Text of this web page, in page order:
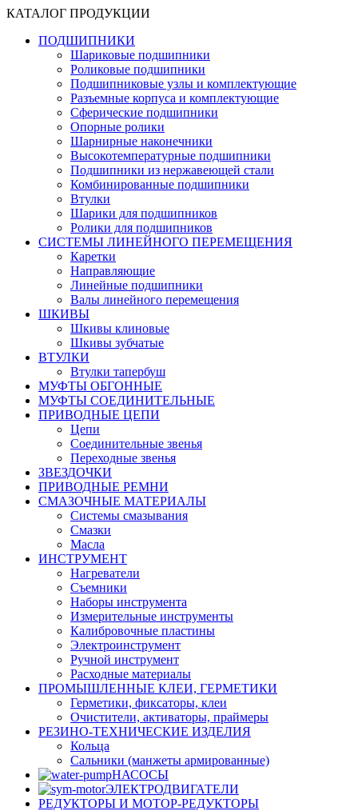
КАТАЛОГ ПРОДУКЦИИ
ПОДШИПНИКИ
Шариковые подшипники
Роликовые подшипники
Подшипниковые узлы и комплектующие
Разъемные корпуса и комплектующие
Сферические подшипники
Опорные ролики
Шарнирные наконечники
Высокотемпературные подшипники
Подшипники из нержавеющей стали
Комбинированные подшипники
Втулки
Шарики для подшипников
Ролики для подшипников
СИСТЕМЫ ЛИНЕЙНОГО ПЕРЕМЕЩЕНИЯ
Каретки
Направляющие
Линейные подшипники
Валы линейного перемещения
ШКИВЫ
Шкивы клиновые
Шкивы зубчатые
ВТУЛКИ
Втулки тапербуш
МУФТЫ ОБГОННЫЕ
МУФТЫ СОЕДИНИТЕЛЬНЫЕ
ПРИВОДНЫЕ ЦЕПИ
Цепи
Соединительные звенья
Переходные звенья
ЗВЕЗДОЧКИ
ПРИВОДНЫЕ РЕМНИ
СМАЗОЧНЫЕ МАТЕРИАЛЫ
Системы смазывания
Смазки
Масла
ИНСТРУМЕНТ
Нагреватели
Съемники
Наборы инструмента
Измерительные инструменты
Калибровочные пластины
Электроинструмент
Ручной инструмент
Расходные материалы
ПРОМЫШЛЕННЫЕ КЛЕИ, ГЕРМЕТИКИ
Герметики, фиксаторы, клеи
Очистители, активаторы, праймеры
РЕЗИНО-ТЕХНИЧЕСКИЕ ИЗДЕЛИЯ
Кольца
Сальники (манжеты армированные)
НАСОСЫ
ЭЛЕКТРОДВИГАТЕЛИ
РЕДУКТОРЫ И МОТОР-РЕДУКТОРЫ